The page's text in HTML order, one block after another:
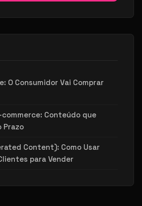
O Consumidor Vai Comprar
commerce: Conteúdo que
Prazo
Content): Como Usar
para Vender